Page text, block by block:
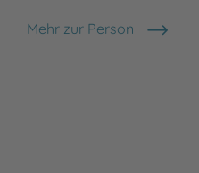
Mehr zur Person
Annet Rudolph